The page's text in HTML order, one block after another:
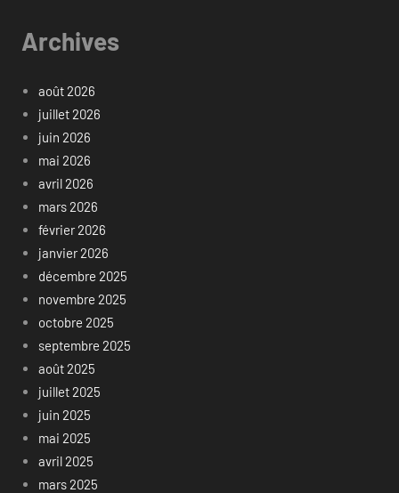
Archives
août 2026
juillet 2026
juin 2026
mai 2026
avril 2026
mars 2026
février 2026
janvier 2026
décembre 2025
novembre 2025
octobre 2025
septembre 2025
août 2025
juillet 2025
juin 2025
mai 2025
avril 2025
mars 2025